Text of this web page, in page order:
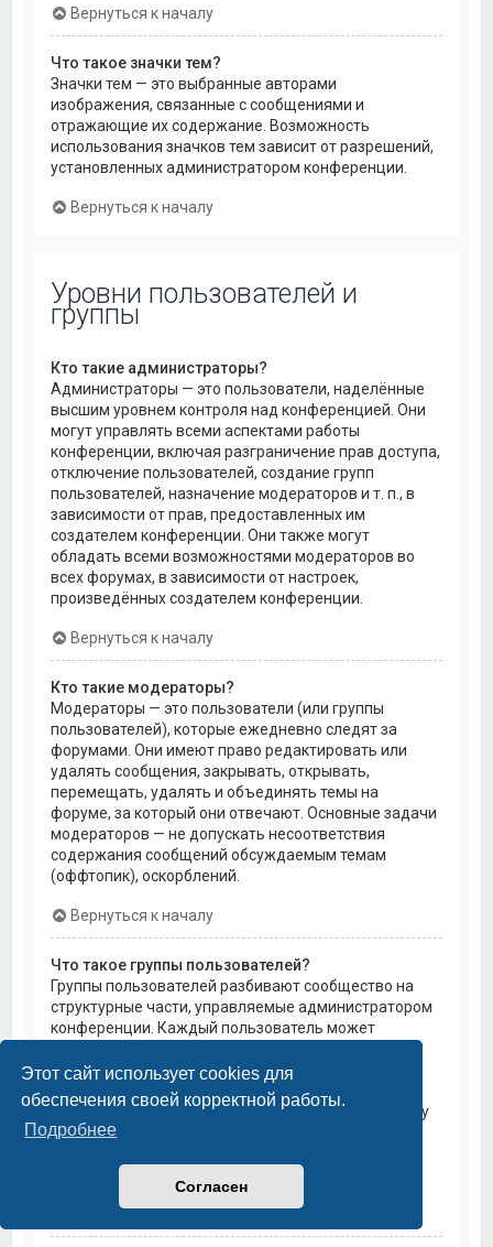
Этот сайт использует cookies для
обеспечения своей корректной работы.
Подробнее
Согласен
Вернуться к началу
Что такое значки тем?
Значки тем — это выбранные авторами
изображения, связанные с сообщениями и
отражающие их содержание. Возможность
использования значков тем зависит от разрешений,
установленных администратором конференции.
Вернуться к началу
Уровни пользователей и
группы
Кто такие администраторы?
Администраторы — это пользователи, наделённые
высшим уровнем контроля над конференцией. Они
могут управлять всеми аспектами работы
конференции, включая разграничение прав доступа,
отключение пользователей, создание групп
пользователей, назначение модераторов и т. п., в
зависимости от прав, предоставленных им
создателем конференции. Они также могут
обладать всеми возможностями модераторов во
всех форумах, в зависимости от настроек,
произведённых создателем конференции.
Вернуться к началу
Кто такие модераторы?
Модераторы — это пользователи (или группы
пользователей), которые ежедневно следят за
форумами. Они имеют право редактировать или
удалять сообщения, закрывать, открывать,
перемещать, удалять и объединять темы на
форуме, за который они отвечают. Основные задачи
модераторов — не допускать несоответствия
содержания сообщений обсуждаемым темам
(оффтопик), оскорблений.
Вернуться к началу
Что такое группы пользователей?
Группы пользователей разбивают сообщество на
структурные части, управляемые администратором
конференции. Каждый пользователь может
могут быть назначены индивидуальные права
доступа. Это облегчает администраторам
назначение прав доступа одновременно большому
количеству пользователей, например, изменение
пользователям доступа к приватным форумам.
Вернуться к началу